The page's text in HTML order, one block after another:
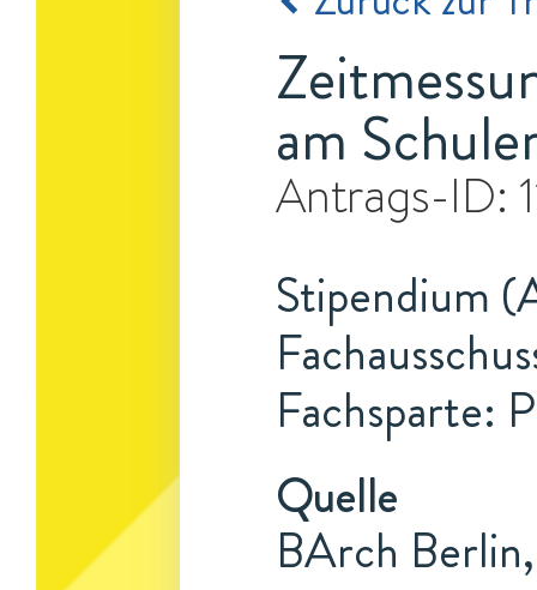
am
Antrags-ID:
Stipendium
Fachsparte:
Quelle
BArch